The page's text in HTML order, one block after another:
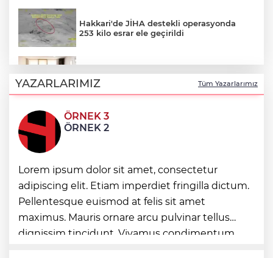
Hakkari'de JİHA destekli operasyonda
253 kilo esrar ele geçirildi
nezaket ziyareti
İstanbul Maltepe’de çocuklar kitapların
renkli dünyasında
Edirne Keşan’dan Elazığ'a gönül köprüsü
Bursa Tabip Odası: Hekimlik 5 dakikaya
sığmaz
YAZARLARIMIZ Tüm Yazarlarımız
ÖRNEK 3
ÖRNEK 2
Lorem ipsum dolor sit amet, consectetur
adipiscing elit. Etiam imperdiet fringilla dictum.
Pellentesque euismod at felis sit amet
maximus. Mauris ornare arcu pulvinar tellus
dignissim tincidunt. Vivamus condimentum